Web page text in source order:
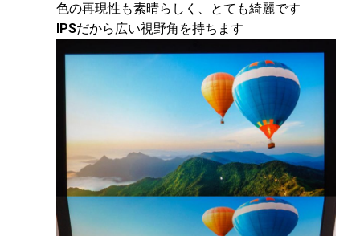
色の再現性も素晴らしく、とても綺麗です
IPSだから広い視野角を持ちます